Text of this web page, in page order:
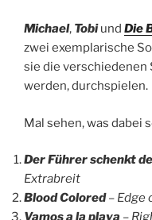
Michael, Tobiund Die
zwei exemplarische
sie die verschiedenen
werden, durchspielen.
Mal sehen, was dabei
Der Führer schenkt
Extrabreit
Blood Colored– Edge
Vamos a la playa –